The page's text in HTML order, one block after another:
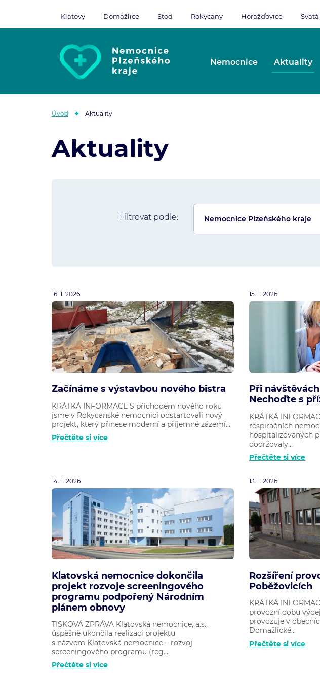
Klatovy Domažlice Stod Rokycany Horažďovice
Nemocnice Aktuality
Úvod Aktuality
Aktuality
Filtrovat podle:
16. 1. 2026
Začínáme s výstavbou nového bistra
KRÁTKÁ INFORMACE S příchodem nového roku
jsme v Rokycanské nemocnici odstartovali nový
projekt, který přinese moderní a příjemné zázemí...
Přečtěte si více
15. 1. 2026
Při
Nechoďte s
KRÁTKÁ
respiračních
hospitalizovaných
dodržovaly...
Přečtěte si více
14. 1. 2026
Klatovská nemocnice dokončila
projekt rozvoje screeningového
programu podpořený Národním
plánem obnovy
TISKOVÁ ZPRÁVA Klatovská nemocnice, a.s.,
úspěšně ukončila realizaci projektu
s názvem Klatovská nemocnice – rozvoj
screeningového programu (reg....
Přečtěte si více
13. 1. 2026
Rozšíření
Poběžovicích
KRÁTKÁ
provozní dobu
provozuje v
Domažlické...
Přečtěte si více